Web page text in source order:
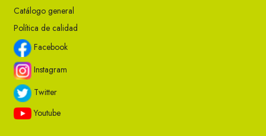
Catálogo general
Política de calidad
Facebook
Instagram
Twitter
Youtube